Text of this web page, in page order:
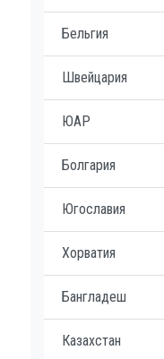
Бельгия
Швейцария
ЮАР
Болгария
Югославия
Хорватия
Бангладеш
Казахстан